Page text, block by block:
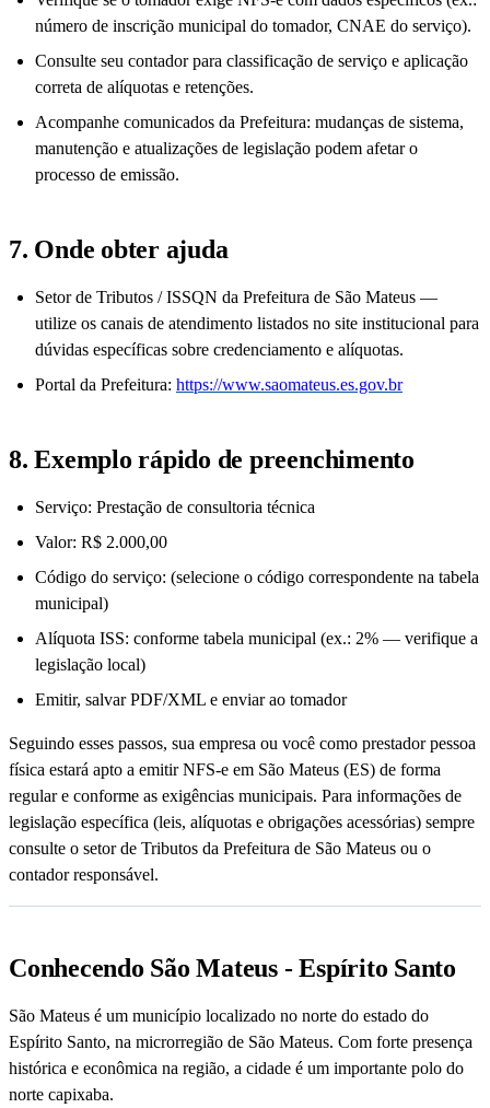
número de inscrição municipal do tomador, CNAE do serviço).
Consulte seu contador para classificação de serviço e aplicação
correta de alíquotas e retenções.
Acompanhe comunicados da Prefeitura: mudanças de sistema,
manutenção e atualizações de legislação podem afetar o
processo de emissão.
7. Onde obter ajuda
Setor de Tributos / ISSQN da Prefeitura de São Mateus —
utilize os canais de atendimento listados no site institucional para
dúvidas específicas sobre credenciamento e alíquotas.
Portal da Prefeitura: https://www.saomateus.es.gov.br
8. Exemplo rápido de preenchimento
Serviço: Prestação de consultoria técnica
Valor: R$ 2.000,00
Código do serviço: (selecione o código correspondente na tabela
municipal)
Alíquota ISS: conforme tabela municipal (ex.: 2% — verifique a
legislação local)
Emitir, salvar PDF/XML e enviar ao tomador
Seguindo esses passos, sua empresa ou você como prestador pessoa
física estará apto a emitir NFS-e em São Mateus (ES) de forma
regular e conforme as exigências municipais. Para informações de
legislação específica (leis, alíquotas e obrigações acessórias) sempre
consulte o setor de Tributos da Prefeitura de São Mateus ou o
contador responsável.
Conhecendo São Mateus - Espírito Santo
São Mateus é um município localizado no norte do estado do
Espírito Santo, na microrregião de São Mateus. Com forte presença
histórica e econômica na região, a cidade é um importante polo do
norte capixaba.